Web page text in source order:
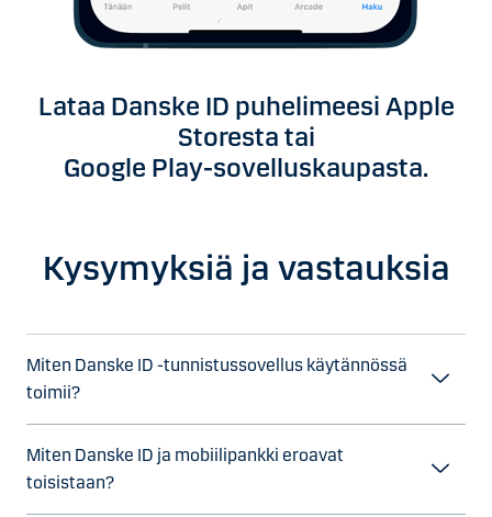
Lataa Danske ID puhelimeesi Apple
Storesta tai
Google Play-sovelluskaupasta.
Kysymyksiä ja vastauksia
Miten Danske ID -tunnistussovellus käytännössä
toimii?
Miten Danske ID ja mobiilipankki eroavat
toisistaan?